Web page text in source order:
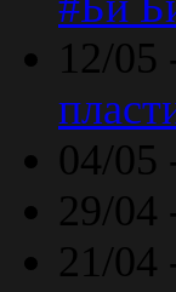
12/05
04/05
29/04
21/04